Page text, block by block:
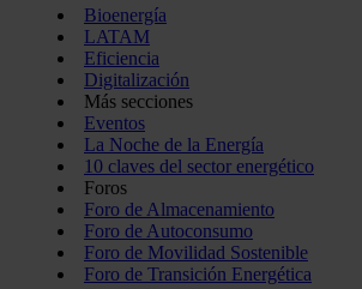
Bioenergía
LATAM
Eficiencia
Digitalización
Más secciones
Eventos
La Noche de la Energía
10 claves del sector energético
Foros
Foro de Almacenamiento
Foro de Autoconsumo
Foro de Movilidad Sostenible
Foro de Transición Energética